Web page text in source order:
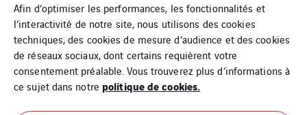
Afin d’optimiser les performances, les fonctionnalités et
l’interactivité de notre site, nous utilisons des cookies
techniques, des cookies de mesure d’audience et des cookies
de réseaux sociaux, dont certains requièrent votre
consentement préalable. Vous trouverez plus d’informations à
ce sujet dans notre politique de cookies.